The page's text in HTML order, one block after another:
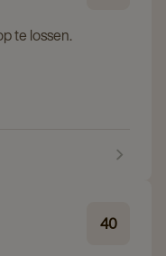
te lossen.
40